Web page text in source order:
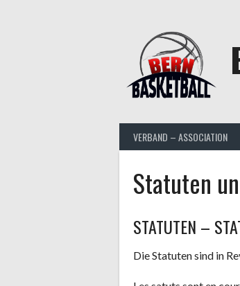
VERBAND – ASSOCIATION
Statuten
STATUTEN –
Die Statuten sind in